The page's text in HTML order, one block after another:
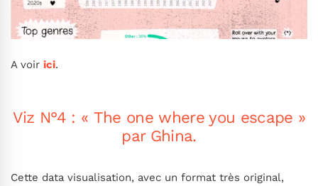
A voir ici.
Viz N°4 : « The one where you escape »
par Ghina.
Cette data visualisation, avec un format très original,